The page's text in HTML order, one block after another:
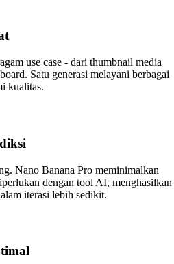
use case - dari thumbnail media
Satu generasi melayani berbagai
kualitas.
Nano Banana Pro meminimalkan
dengan tool AI, menghasilkan
iterasi lebih sedikit.